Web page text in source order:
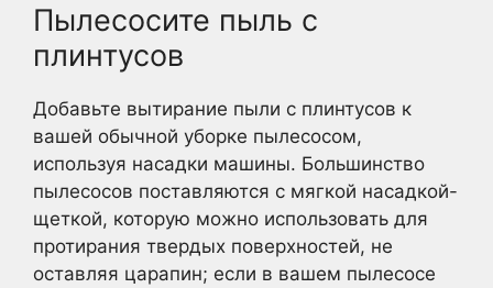
Пылесосите пыль с
плинтусов
Добавьте вытирание пыли с плинтусов к
вашей обычной уборке пылесосом,
используя насадки машины. Большинство
пылесосов поставляются с мягкой насадкой-
щеткой, которую можно использовать для
протирания твердых поверхностей, не
оставляя царапин; если в вашем пылесосе